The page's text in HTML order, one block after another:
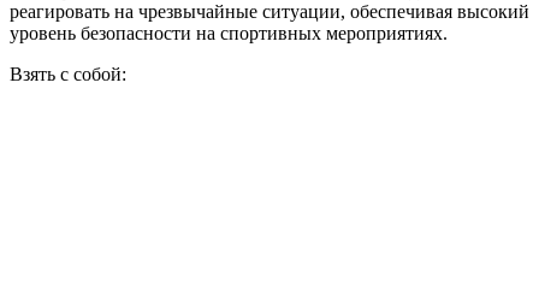
реагировать на чрезвычайные ситуации, обеспечивая высокий
уровень безопасности на спортивных мероприятиях.
Взять с собой: